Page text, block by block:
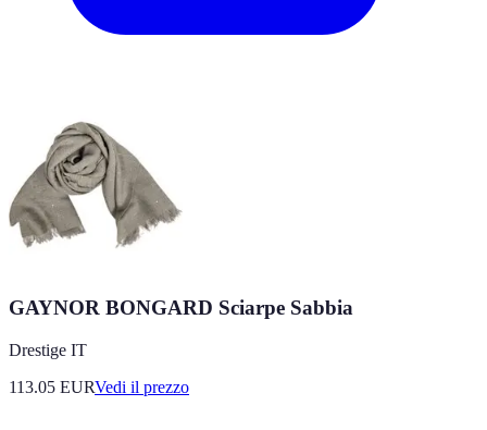
GAYNOR BONGARD Sciarpe Sabbia
Drestige IT
113.05 EURVedi il prezzo